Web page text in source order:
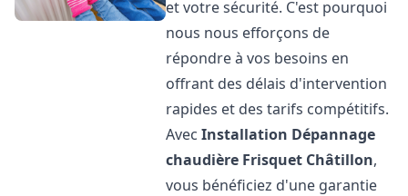
et votre sécurité. C'est pourquoi
nous nous efforçons de
répondre à vos besoins en
offrant des délais d'intervention
rapides et des tarifs compétitifs.
AvecInstallation Dépannage
chaudière Frisquet Châtillon,
vous bénéficiez d'une garantie